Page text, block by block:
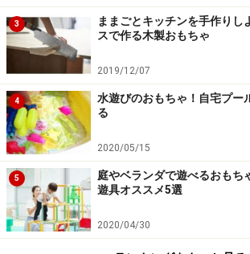
3
ままごとキッチンを手作りし
スで作る木製おもちゃ
2019/12/07
4
水遊びのおもちゃ！自宅プー
る
2020/05/15
5
庭やベランダで遊べるおもち
遊具オススメ5選
2020/04/30